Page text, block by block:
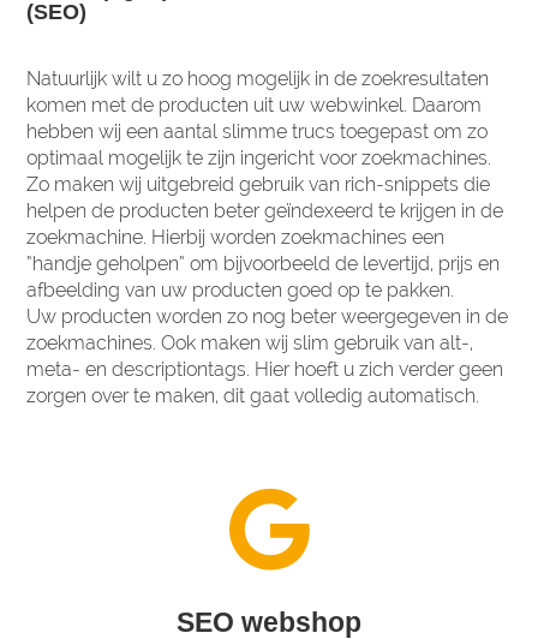
(SEO)
Natuurlijk wilt u zo hoog mogelijk in de zoekresultaten
komen met de producten uit uw webwinkel. Daarom
hebben wij een aantal slimme trucs toegepast om zo
optimaal mogelijk te zijn ingericht voor zoekmachines.
Zo maken wij uitgebreid gebruik van rich-snippets die
helpen de producten beter geïndexeerd te krijgen in de
zoekmachine. Hierbij worden zoekmachines een
“handje geholpen” om bijvoorbeeld de levertijd, prijs en
afbeelding van uw producten goed op te pakken.
Uw producten worden zo nog beter weergegeven in de
zoekmachines. Ook maken wij slim gebruik van alt-,
meta- en descriptiontags. Hier hoeft u zich verder geen
zorgen over te maken, dit gaat volledig automatisch.
SEO webshop